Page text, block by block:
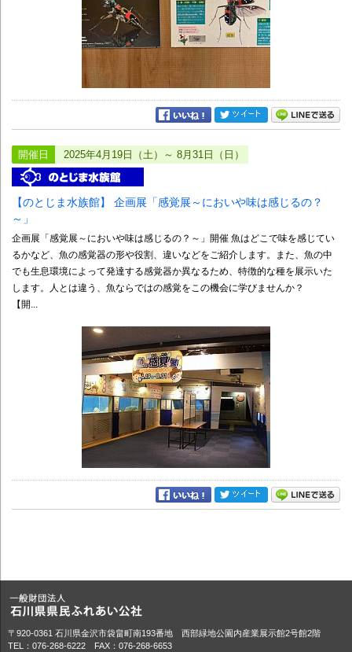
開催日 2025年4月19日（土）～ 8月31日（日）
【のとじま水族館】 企画展「感覚展～においや味は感じるの？
～」
企画展「感覚展～においや味は感じるの？～」開催 魚はどこで味を感じてい
るかなど、魚の感覚器の形や役割、違いなどをご紹介します。また、魚の中
でも生息環境によって発達する感覚器か異なるため、特徴的な種を展示いた
します。人とは違う、魚ならではの感覚をこの機会に学びませんか？
【開...
〒920-0361 石川県金沢市袋畠町南193番地 西部緑地公園内産業展示館2号館2階
TEL：076-268-6222 FAX：076-268-6653